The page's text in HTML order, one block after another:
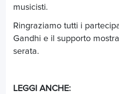
musicisti.
Ringraziamo tutti i
Gandhi e il supporto
serata.
LEGGI ANCHE: